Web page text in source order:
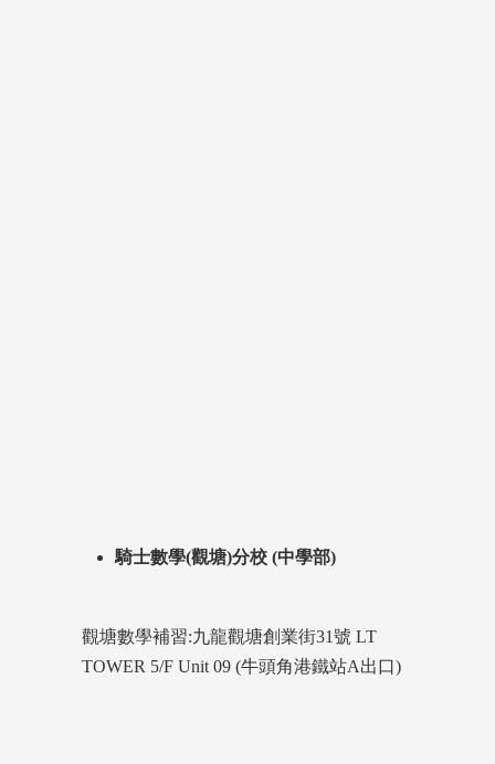
騎士數學(觀塘)分校 (中學部)
觀塘數學補習:九龍觀塘創業街31號 LT
TOWER 5/F Unit 09 (牛頭角港鐵站A出口)